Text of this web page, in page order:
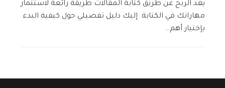
يعد الربح عن طريق كتابة المقالات طريقة رائعة لاستثمار
مهاراتك في الكتابة. إليك دليل تفصيلي حول كيفية البدء
بإختيار أهم…